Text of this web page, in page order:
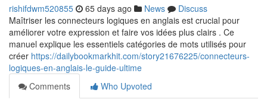
rishifdwm520855 65 days ago News
Discuss
Maîtriser les connecteurs logiques en anglais est crucial pour
améliorer votre expression et faire vos idées plus clairs . Ce
manuel explique les essentiels catégories de mots utilisés pour
créer https://dailybookmarkhit.com/story21676225/connecteurs-
logiques-en-anglais-le-guide-ultime
Comments
Who Upvoted